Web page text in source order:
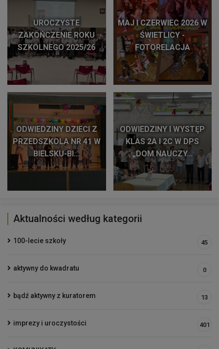
UROCZYSTE
ZAKOŃCZENIE ROKU
SZKOLNEGO 2025/26
MAJ I CZERWIEC 2026 W
ŚWIETLICY -
FOTORELACJA
ODWIEDZINY DZIECI Z
PRZEDSZKOLA NR 41 W
BIELSKU-BI...
ODWIEDZINY I WYSTĘP
KLAS 2A I 2C W DPS
„DOM NAUCZY...
Aktualności według kategorii
100-lecie szkoły 45
aktywny do kwadratu 0
bądź aktywny z kuratorem 13
imprezy i uroczystości 401